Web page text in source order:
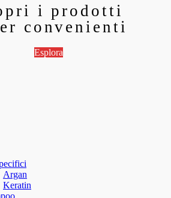
i prodotti
convenienti
Esplora
Argan
Keratin